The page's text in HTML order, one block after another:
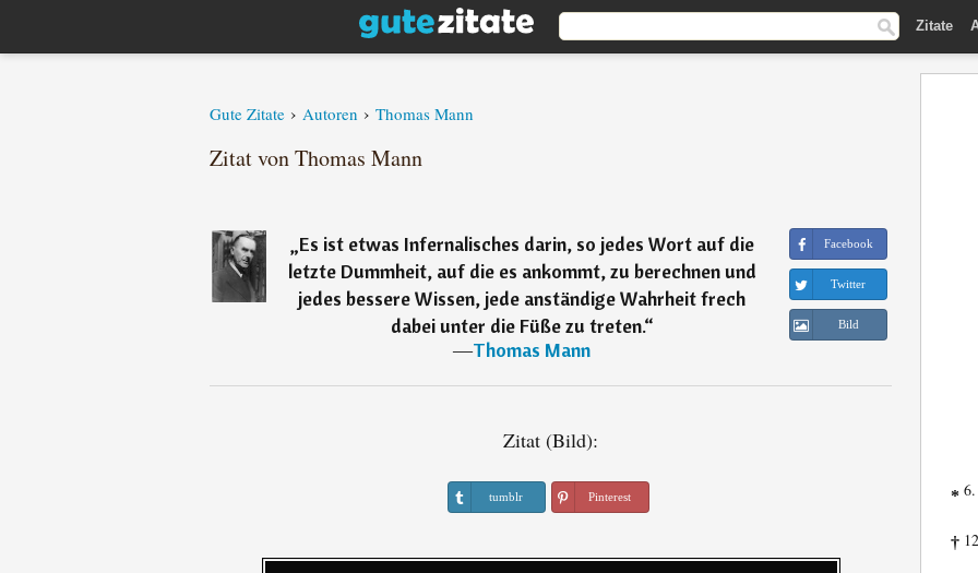
Zitate
Gute Zitate › Autoren › Thomas Mann
Zitat von Thomas Mann
„Es ist etwas Infernalisches darin, so jedes Wort auf die
letzte Dummheit, auf die es ankommt, zu berechnen und
jedes bessere Wissen, jede anständige Wahrheit frech
dabei unter die Füße zu treten.“
―Thomas Mann
Facebook
Twitter
Bild
Zitat (Bild):
tumblr Pinterest *
†